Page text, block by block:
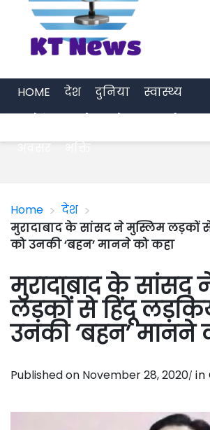
HOME देश दुनिया
स्वास्थ्य
अवसर
भक्ति
Home > देश >
मुरादाबाद के सांसद ने मुस्लिम लड़कों
को उनकी ‘बहन’ मानने को कहा
मुरादाबाद के सांसद
लड़कों से हिंदू
उनकी ‘बहन’ मानने
Published on November 28, 2020 in